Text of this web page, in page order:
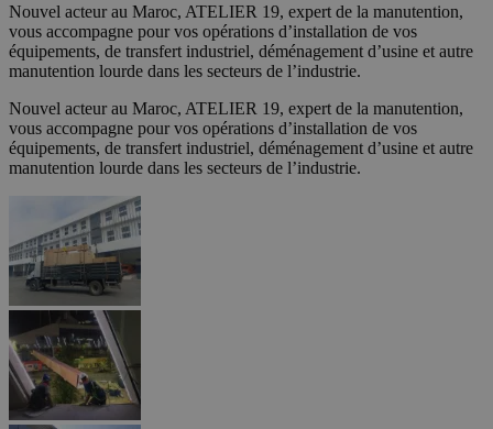
Nouvel acteur au Maroc, ATELIER 19, expert de la manutention,
vous accompagne pour vos opérations d’installation de vos
équipements, de transfert industriel, déménagement d’usine et autre
manutention lourde dans les secteurs de l’industrie.
Nouvel acteur au Maroc, ATELIER 19, expert de la manutention,
vous accompagne pour vos opérations d’installation de vos
équipements, de transfert industriel, déménagement d’usine et autre
manutention lourde dans les secteurs de l’industrie.